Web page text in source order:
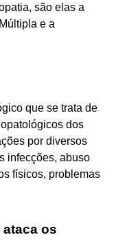
são elas a
e a
que se trata de
dos
por diversos
infecções, abuso
físicos, problemas
os